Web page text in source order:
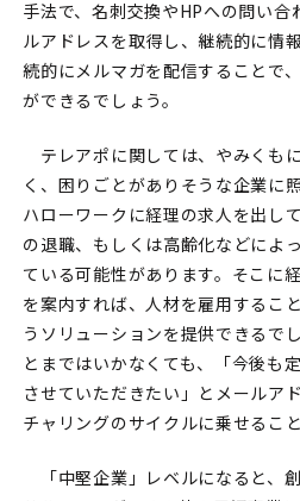
手法で、名刺交換やHPへの問い合
ルアドレスを取得し、継続的に情
続的にメルマガを配信することで
ができるでしょう。
テレアポに関しては、やみくも
く、困りごとがありそうな企業に
ハローワークに経理の求人を出し
の退職、もしくは高齢化などによ
ている可能性があります。そこに
を案内すれば、人材を雇用するこ
うソリューションを提供できるで
とまではいかなくても、「今後も
させていただきたい」とメールア
チャリングのサイクルに乗せるこ
「中堅企業」レベルになると、